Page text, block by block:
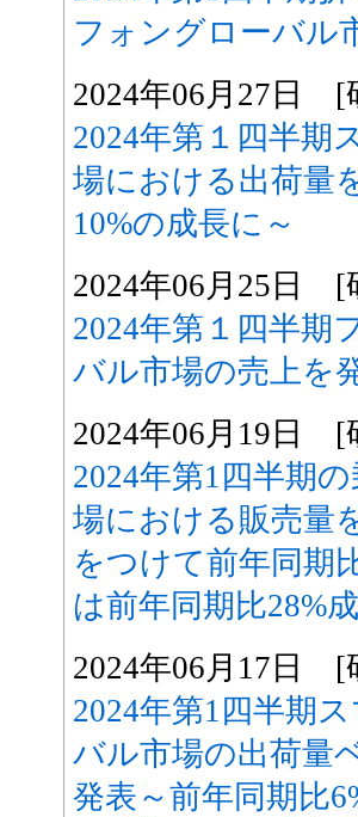
フォングローバル
2024年06月27日 [
2024年第１四半期
場における出荷量
10%の成長に～
2024年06月25日 [
2024年第１四半期
バル市場の売上を
2024年06月19日 [
2024年第1四半期
場における販売量
をつけて前年同期
は前年同期比28%
2024年06月17日 [
2024年第1四半期
バル市場の出荷量
発表～前年同期比